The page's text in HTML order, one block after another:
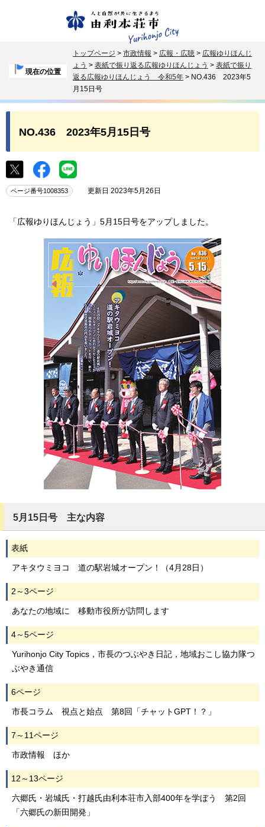
現在の位置
トップページ > 市政情報 > 広報・広聴 > 広報ゆりほんじ
ょう > 表紙で振り返る広報ゆりほんじょう > 表紙で振り
返る広報ゆりほんじょう 令和5年 > NO.436 2023年5
月15日号
NO.436 2023年5月15日号
ページ番号1008353 更新日 2023年5月26日
「広報ゆりほんじょう」5月15日号をアップしました。
5月15日号 主な内容
表紙
アキタウミヨコ 道の駅岩城オープン！（4月28日）
2～3ページ
あなたの地域に 移動市役所が訪問します
4～5ページ
Yurihonjo City Topics，市長のつぶやき日記，地域おこし協力隊つ
ぶやき通信
6ページ
市長コラム 視点と始点 第8回「チャットGPT！？」
7～11ページ
市政情報 ほか
12～13ページ
六郷氏・岩城氏・打越氏由利本荘市入部400年を学ぼう 第2回
「六郷氏の新田開発」